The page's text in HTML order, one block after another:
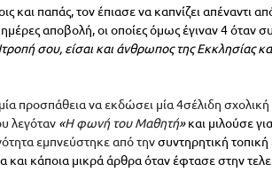
και παπάς, τον έπιασε να καπνίζει απέναντι
αποβολή, οι οποίες όμως έγιναν 4 όταν
σου, είσαι και άνθρωπος της Εκκλησίας
προσπάθεια να εκδώσει μία 4σέλιδη
λεγόταν «Η φωνή του Μαθητή» και μιλούσε
εμπνεύστηκε από την συντηρητική
και κάποια μικρά άρθρα όταν έφτασε στην